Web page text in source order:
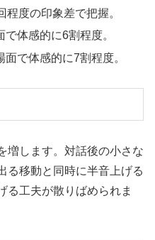
度の印象差で把握。
体感的に6割程度。
で体感的に7割程度。
増します。対話後の小さな
る移動と同時に半音上げる
る工夫が散りばめられま